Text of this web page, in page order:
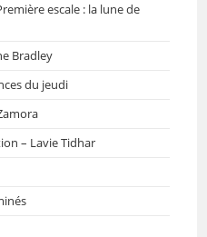
escale : la lune de
Bradley
du jeudi
– Lavie Tidhar